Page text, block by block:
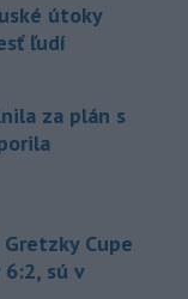
útoky
ľudí
za plán s
Cupe
sú v